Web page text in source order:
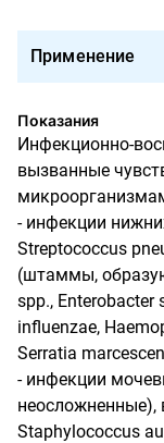
Применение
Показания
Инфекционно-
вызванные
- инфекции
Streptococcus
(штаммы,
spp., Enterobacter
influenzae,
Serratia
- инфекции
неосложненные),
Staphylococcus